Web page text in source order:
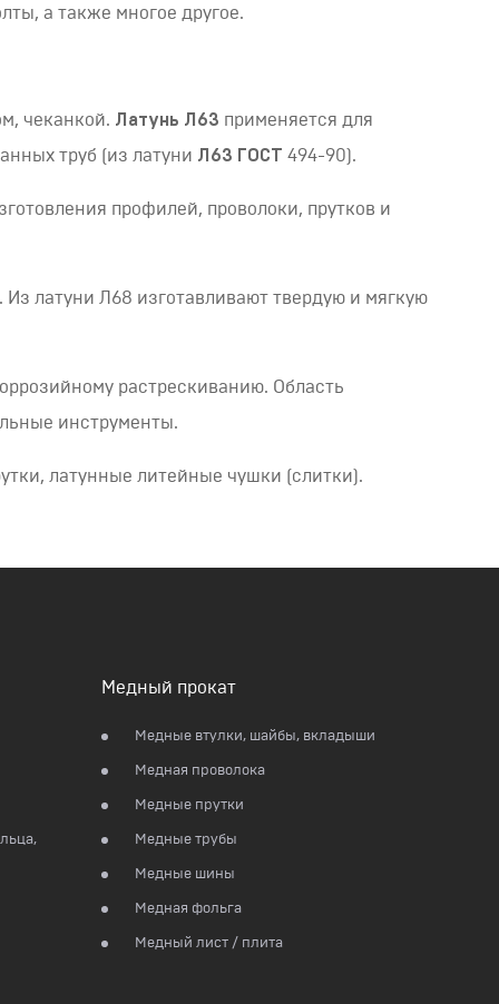
а также многое другое.
чеканкой. Латунь Л63 применяется для
труб (из латуни Л63 ГОСТ 494-90).
профилей, проволоки, прутков и
латуни Л68 изготавливают твердую и мягкую
растрескиванию. Область
инструменты.
латунные литейные чушки (слитки).
Медный прокат
Медные втулки, шайбы, вкладыши
Медная проволока
Медные прутки
Медные трубы
Медные шины
Медная фольга
Медный лист / плита